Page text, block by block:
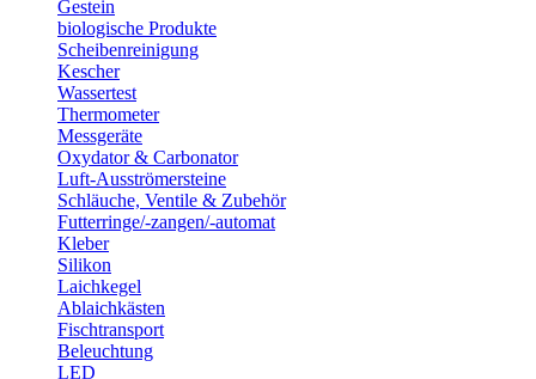
Gestein
biologische Produkte
Scheibenreinigung
Kescher
Wassertest
Thermometer
Messgeräte
Oxydator & Carbonator
Luft-Ausströmersteine
Schläuche, Ventile & Zubehör
Futterringe/-zangen/-automat
Kleber
Silikon
Laichkegel
Ablaichkästen
Fischtransport
Beleuchtung
LED